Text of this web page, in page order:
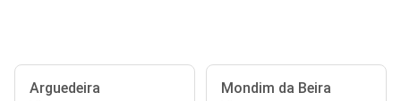
Arguedeira Mondim da Beira